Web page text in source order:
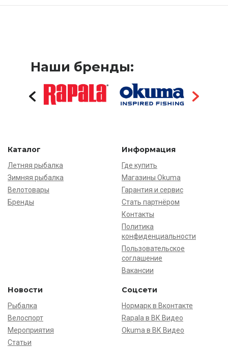
Наши бренды:
Каталог
Летняя рыбалка
Зимняя рыбалка
Велотовары
Бренды
Информация
Где купить
Магазины Okuma
Гарантия и сервис
Стать партнёром
Контакты
Политика
конфиденциальности
Пользовательское
соглашение
Вакансии
Новости
Рыбалка
Велоспорт
Мероприятия
Статьи
Соцсети
Нормарк в Вконтакте
Rapala в ВК Видео
Okuma в ВК Видео